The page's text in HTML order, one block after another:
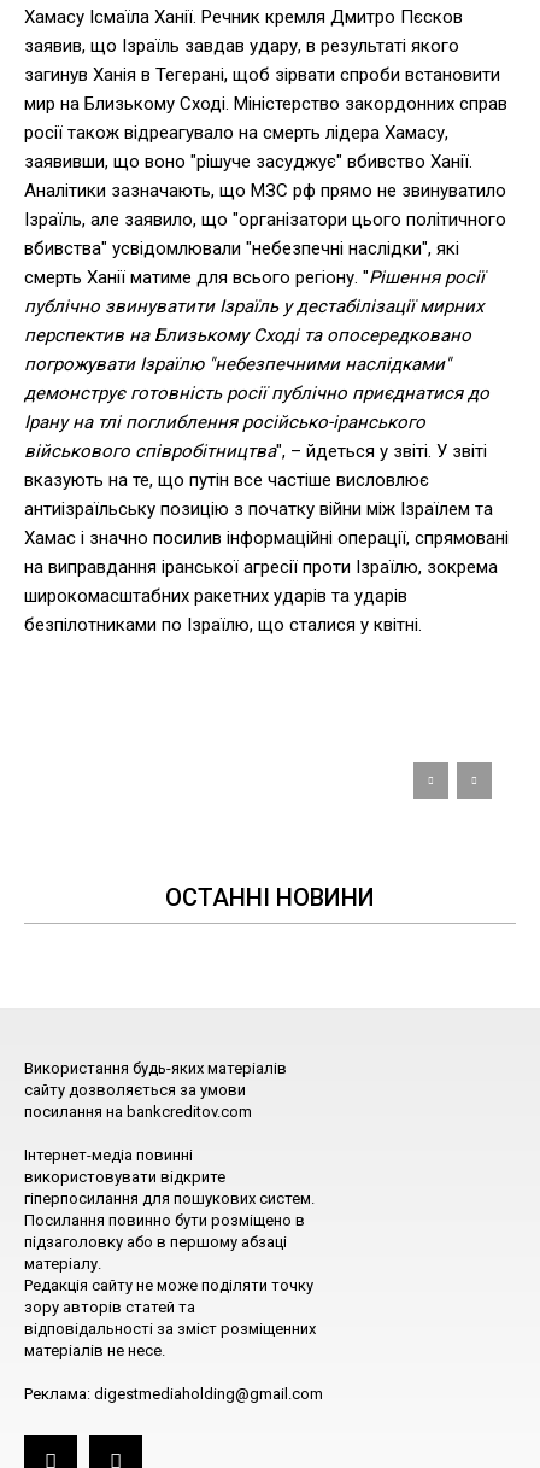
Хамасу Ісмаїла Ханії. Речник кремля Дмитро Пєсков
заявив, що Ізраїль завдав удару, в результаті якого
загинув Ханія в Тегерані, щоб зірвати спроби встановити
мир на Близькому Сході. Міністерство закордонних справ
росії також відреагувало на смерть лідера Хамасу,
заявивши, що воно "рішуче засуджує" вбивство Ханії.
Аналітики зазначають, що МЗС рф прямо не звинуватило
Ізраїль, але заявило, що "організатори цього політичного
вбивства" усвідомлювали "небезпечні наслідки", які
смерть Ханії матиме для всього регіону. "Рішення росії
публічно звинуватити Ізраїль у дестабілізації мирних
перспектив на Близькому Сході та опосередковано
погрожувати Ізраїлю "небезпечними наслідками"
демонструє готовність росії публічно приєднатися до
Ірану на тлі поглиблення російсько-іранського
військового співробітництва", – йдеться у звіті. У звіті
вказують на те, що путін все частіше висловлює
антиізраїльську позицію з початку війни між Ізраїлем та
Хамас і значно посилив інформаційні операції, спрямовані
на виправдання іранської агресії проти Ізраїлю, зокрема
широкомасштабних ракетних ударів та ударів
безпілотниками по Ізраїлю, що сталися у квітні.
ОСТАННІ НОВИНИ
Використання будь-яких матеріалів
сайту дозволяється за умови
посилання на bankcreditov.com
Інтернет-медіа повинні
використовувати відкрите
гіперпосилання для пошукових систем.
Посилання повинно бути розміщено в
підзаголовку або в першому абзаці
матеріалу.
Редакція сайту не може поділяти точку
зору авторів статей та
відповідальності за зміст розміщенних
матеріалів не несе.
Реклама: digestmediaholding@gmail.com